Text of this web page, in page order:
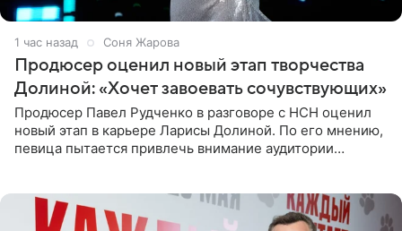
1 час назад Соня Жарова
Продюсер оценил новый этап творчества
Долиной: «Хочет завоевать сочувствующих»
Продюсер Павел Рудченко в разговоре с НСН оценил
новый этап в карьере Ларисы Долиной. По его мнению,
певица пытается привлечь внимание аудитории